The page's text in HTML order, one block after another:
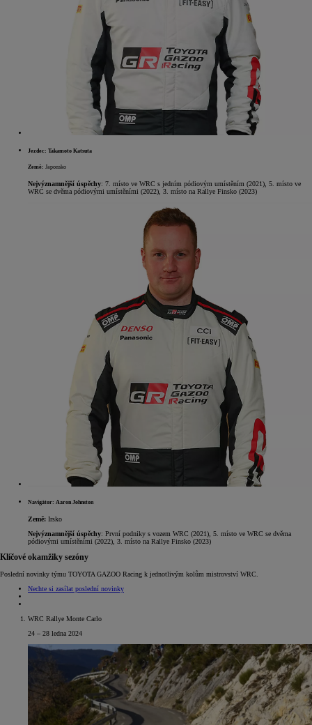
Jezdec: Takamoto Katsuta
Země: Japonsko
Nejvýznamnější úspěchy: 7. místo ve WRC s jedním pódiovým umístěním (2021), 5. místo ve
WRC se dvěma pódiovými umístěními (2022), 3. místo na Rallye Finsko (2023)
Navigátor: Aaron Johnston
Země: Irsko
Nejvýznamnější úspěchy: První podniky s vozem WRC (2021), 5. místo ve WRC se dvěma
pódiovými umístěními (2022), 3. místo na Rallye Finsko (2023)
Klíčové okamžiky sezóny
Poslední novinky týmu TOYOTA GAZOO Racing k jednotlivým kolům mistrovství WRC.
Nechte si zasílat poslední novinky
WRC Rallye Monte Carlo
24 – 28 ledna 2024